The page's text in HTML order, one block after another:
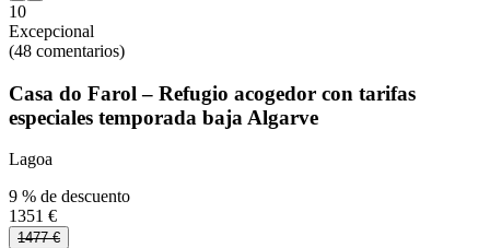
10
Excepcional
(48 comentarios)
Casa do Farol – Refugio acogedor con tarifas
especiales temporada baja Algarve
Lagoa
9 % de descuento
1351 €
1477 €